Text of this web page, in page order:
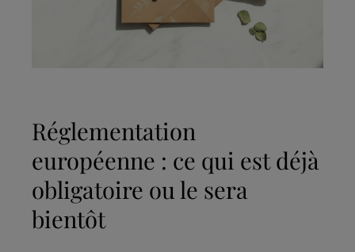
Réglementation
européenne : ce qui est déjà
obligatoire ou le sera
bientôt